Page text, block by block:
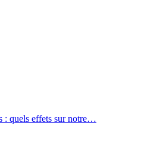
: quels effets sur notre…